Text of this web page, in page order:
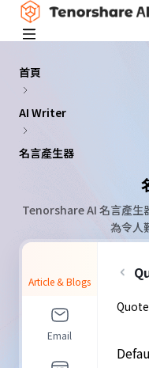
首頁
AI Writer
名言產生器
Tenorshare AI 名言產生
為令人
Article & Blogs
Email